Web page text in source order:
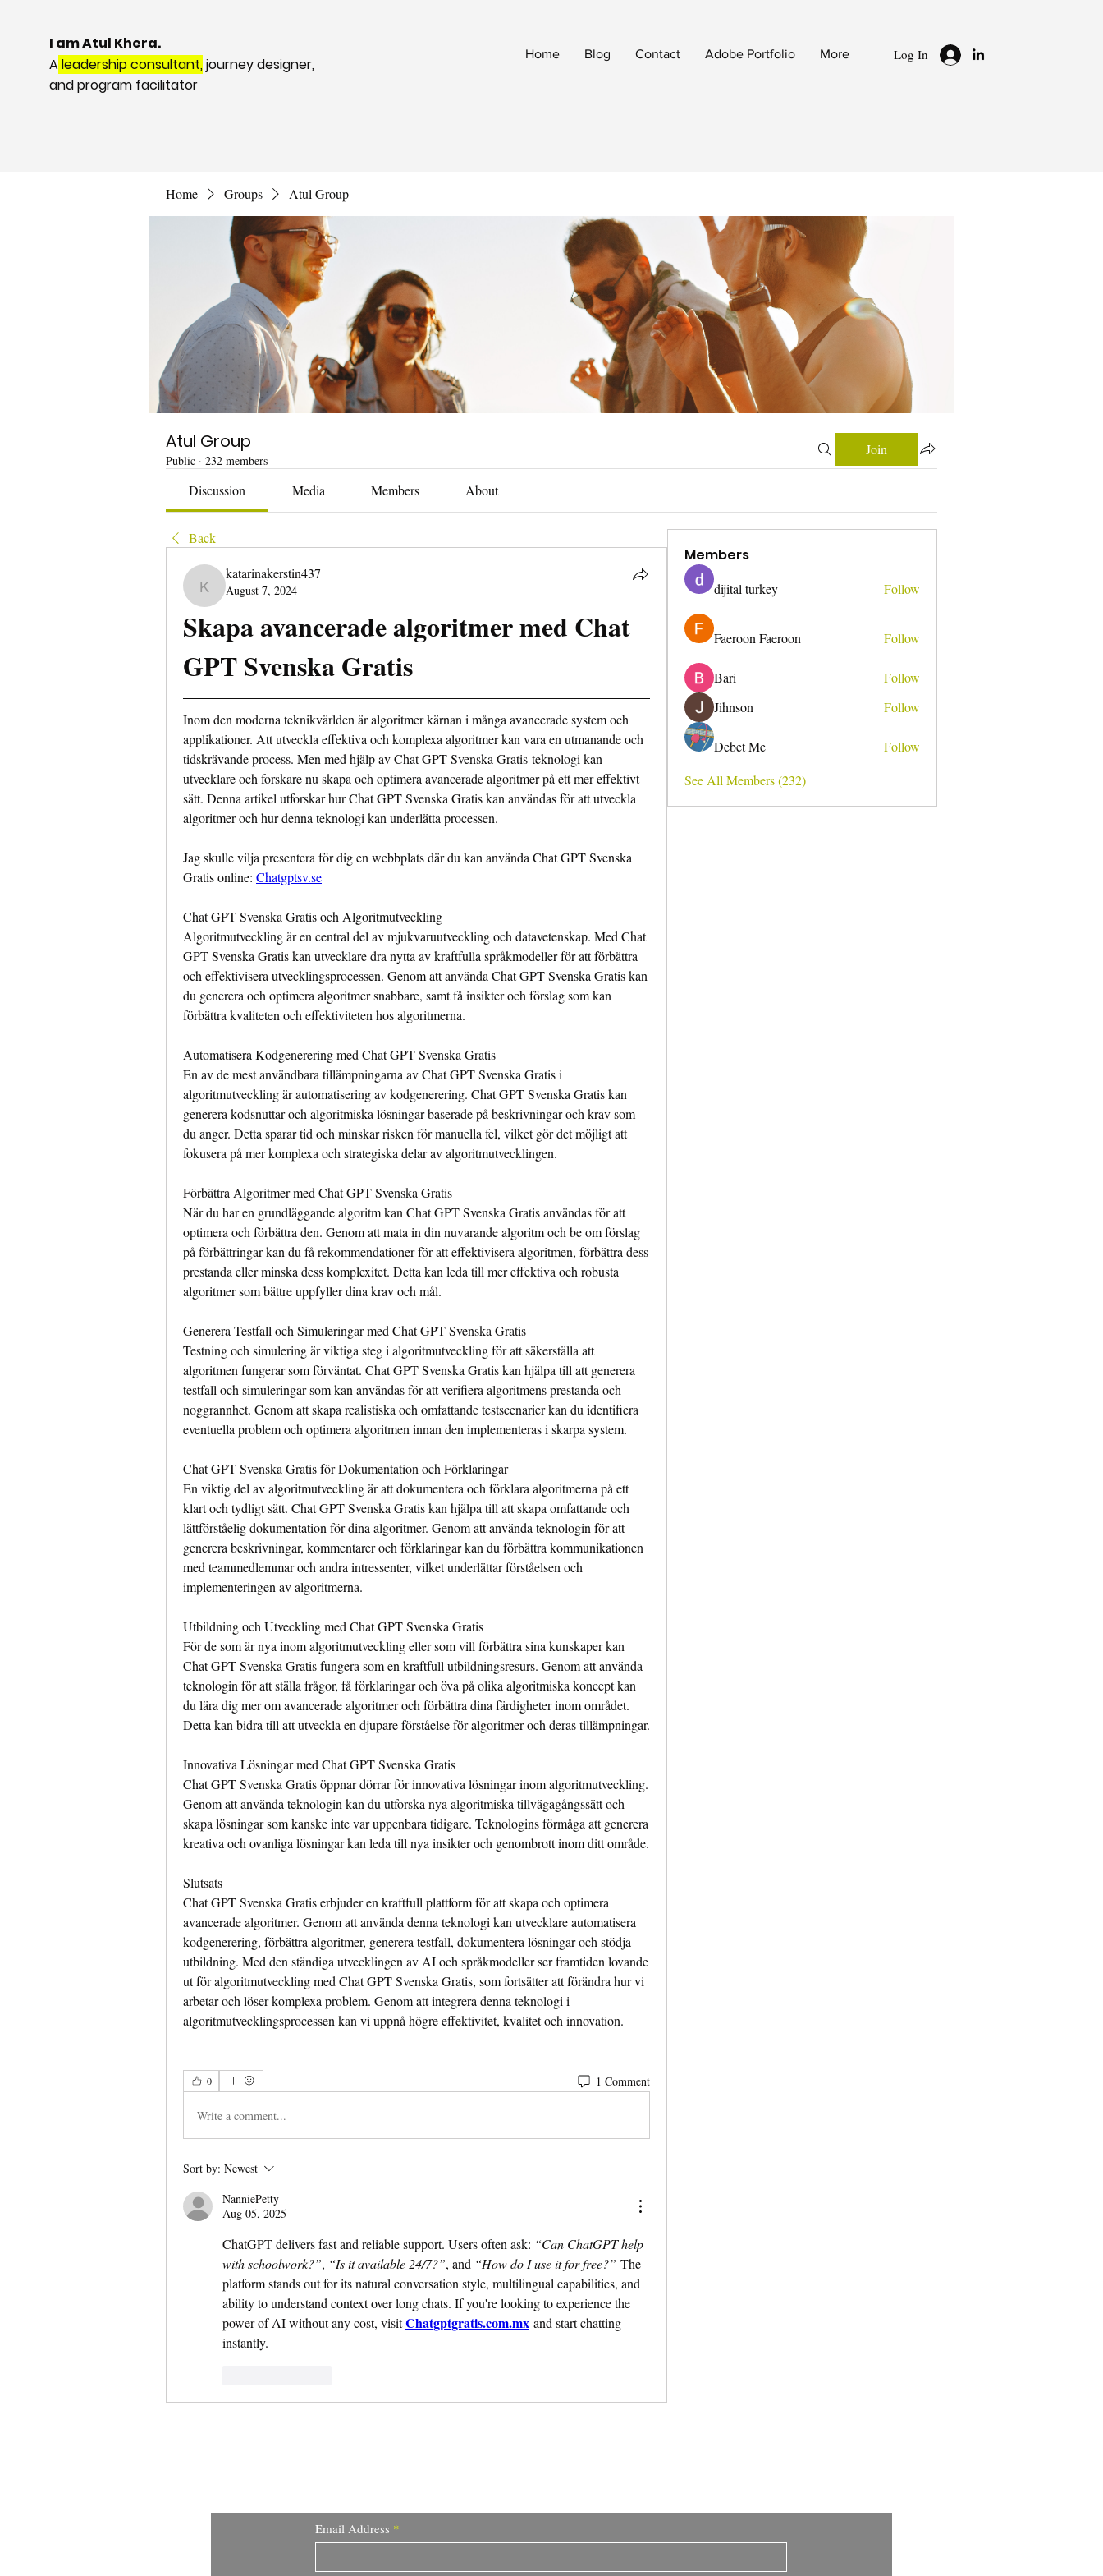
I am Atul Khera.
Aleadership consultant,journey designer,
and program facilitator
Home Blog Contact Adobe Portfolio More Log In
Home Groups Atul Group
Atul Group
Public · 232 members
Join
Discussion Media Members About
Back
katarinakerstin437
katarinakerstin437
August 7, 2024
Skapa avancerade algoritmer med Chat
GPT Svenska Gratis
Inom den moderna teknikvärlden är algoritmer kärnan i många avancerade system och
applikationer. Att utveckla effektiva och komplexa algoritmer kan vara en utmanande och
tidskrävande process. Men med hjälp av Chat GPT Svenska Gratis-teknologi kan
utvecklare och forskare nu skapa och optimera avancerade algoritmer på ett mer effektivt
sätt. Denna artikel utforskar hur Chat GPT Svenska Gratis kan användas för att utveckla
algoritmer och hur denna teknologi kan underlätta processen.
Jag skulle vilja presentera för dig en webbplats där du kan använda Chat GPT Svenska
Gratis online: Chatgptsv.se
Chat GPT Svenska Gratis och Algoritmutveckling
Algoritmutveckling är en central del av mjukvaruutveckling och datavetenskap. Med Chat
GPT Svenska Gratis kan utvecklare dra nytta av kraftfulla språkmodeller för att förbättra
och effektivisera utvecklingsprocessen. Genom att använda Chat GPT Svenska Gratis kan
du generera och optimera algoritmer snabbare, samt få insikter och förslag som kan
förbättra kvaliteten och effektiviteten hos algoritmerna.
Automatisera Kodgenerering med Chat GPT Svenska Gratis
En av de mest användbara tillämpningarna av Chat GPT Svenska Gratis i
algoritmutveckling är automatisering av kodgenerering. Chat GPT Svenska Gratis kan
generera kodsnuttar och algoritmiska lösningar baserade på beskrivningar och krav som
du anger. Detta sparar tid och minskar risken för manuella fel, vilket gör det möjligt att
fokusera på mer komplexa och strategiska delar av algoritmutvecklingen.
Förbättra Algoritmer med Chat GPT Svenska Gratis
När du har en grundläggande algoritm kan Chat GPT Svenska Gratis användas för att
optimera och förbättra den. Genom att mata in din nuvarande algoritm och be om förslag
på förbättringar kan du få rekommendationer för att effektivisera algoritmen, förbättra dess
prestanda eller minska dess komplexitet. Detta kan leda till mer effektiva och robusta
algoritmer som bättre uppfyller dina krav och mål.
Generera Testfall och Simuleringar med Chat GPT Svenska Gratis
Testning och simulering är viktiga steg i algoritmutveckling för att säkerställa att
algoritmen fungerar som förväntat. Chat GPT Svenska Gratis kan hjälpa till att generera
testfall och simuleringar som kan användas för att verifiera algoritmens prestanda och
noggrannhet. Genom att skapa realistiska och omfattande testscenarier kan du identifiera
eventuella problem och optimera algoritmen innan den implementeras i skarpa system.
Chat GPT Svenska Gratis för Dokumentation och Förklaringar
En viktig del av algoritmutveckling är att dokumentera och förklara algoritmerna på ett
klart och tydligt sätt. Chat GPT Svenska Gratis kan hjälpa till att skapa omfattande och
lättförståelig dokumentation för dina algoritmer. Genom att använda teknologin för att
generera beskrivningar, kommentarer och förklaringar kan du förbättra kommunikationen
med teammedlemmar och andra intressenter, vilket underlättar förståelsen och
implementeringen av algoritmerna.
Utbildning och Utveckling med Chat GPT Svenska Gratis
För de som är nya inom algoritmutveckling eller som vill förbättra sina kunskaper kan
Chat GPT Svenska Gratis fungera som en kraftfull utbildningsresurs. Genom att använda
teknologin för att ställa frågor, få förklaringar och öva på olika algoritmiska koncept kan
du lära dig mer om avancerade algoritmer och förbättra dina färdigheter inom området.
Detta kan bidra till att utveckla en djupare förståelse för algoritmer och deras tillämpningar.
Innovativa Lösningar med Chat GPT Svenska Gratis
Chat GPT Svenska Gratis öppnar dörrar för innovativa lösningar inom algoritmutveckling.
Genom att använda teknologin kan du utforska nya algoritmiska tillvägagångssätt och
skapa lösningar som kanske inte var uppenbara tidigare. Teknologins förmåga att generera
kreativa och ovanliga lösningar kan leda till nya insikter och genombrott inom ditt område.
Slutsats
Chat GPT Svenska Gratis erbjuder en kraftfull plattform för att skapa och optimera
avancerade algoritmer. Genom att använda denna teknologi kan utvecklare automatisera
kodgenerering, förbättra algoritmer, generera testfall, dokumentera lösningar och stödja
utbildning. Med den ständiga utvecklingen av AI och språkmodeller ser framtiden lovande
ut för algoritmutveckling med Chat GPT Svenska Gratis, som fortsätter att förändra hur vi
arbetar och löser komplexa problem. Genom att integrera denna teknologi i
algoritmutvecklingsprocessen kan vi uppnå högre effektivitet, kvalitet och innovation.
0 1 Comment
Write a comment...
Sort by: Newest
NanniePetty
Aug 05, 2025
ChatGPT delivers fast and reliable support. Users often ask: “Can ChatGPT help
with schoolwork?”, “Is it available 24/7?”, and “How do I use it for free?” The
platform stands out for its natural conversation style, multilingual capabilities, and
ability to understand context over long chats. If you're looking to experience the
power of AI without any cost, visit Chatgptgratis.com.mx and start chatting
instantly.
Members
dijital turkey Follow
Faeroon Faeroon Follow
Bari
Follow
Jihnson
Follow
Debet Me
Follow
See All Members (232)
Email Address